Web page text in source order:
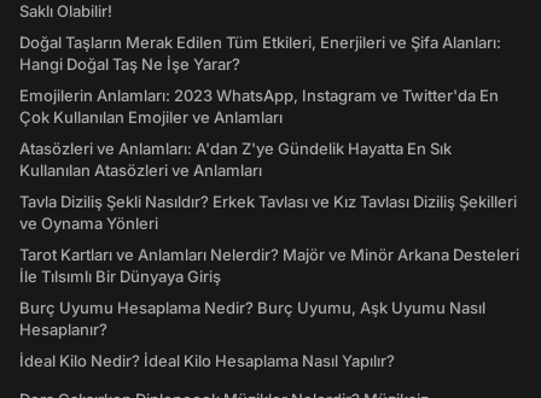
Saklı Olabilir!
Doğal Taşların Merak Edilen Tüm Etkileri, Enerjileri ve Şifa Alanları:
Hangi Doğal Taş Ne İşe Yarar?
Emojilerin Anlamları: 2023 WhatsApp, Instagram ve Twitter'da En
Çok Kullanılan Emojiler ve Anlamları
Atasözleri ve Anlamları: A'dan Z'ye Gündelik Hayatta En Sık
Kullanılan Atasözleri ve Anlamları
Tavla Diziliş Şekli Nasıldır? Erkek Tavlası ve Kız Tavlası Diziliş Şekilleri
ve Oynama Yönleri
Tarot Kartları ve Anlamları Nelerdir? Majör ve Minör Arkana Desteleri
İle Tılsımlı Bir Dünyaya Giriş
Burç Uyumu Hesaplama Nedir? Burç Uyumu, Aşk Uyumu Nasıl
Hesaplanır?
İdeal Kilo Nedir? İdeal Kilo Hesaplama Nasıl Yapılır?